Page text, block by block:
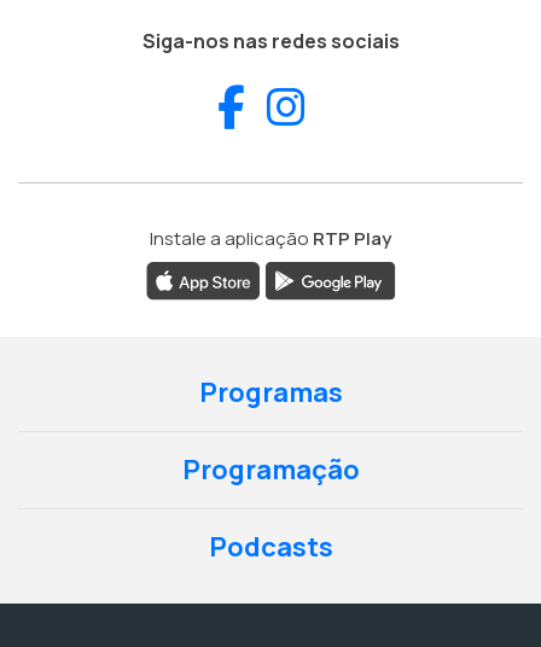
Siga-nos nas redes sociais
Facebook
Instale a aplicação RTP Play
Programas
Programação
Podcasts